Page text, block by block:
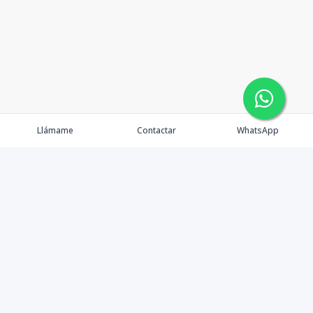
Llámame Contactar WhatsApp